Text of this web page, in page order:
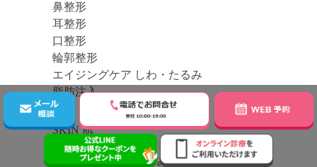
鼻整形
耳整形
口整形
輪郭整形
エイジングケア しわ・たるみ
脂肪注入
SKIN 肌
しみ治療 しみ・くすみ